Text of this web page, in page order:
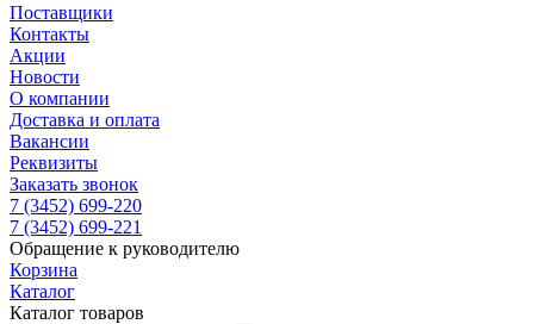
Поставщики
Контакты
Акции
Новости
О компании
Доставка и оплата
Вакансии
Реквизиты
Заказать звонок
7 (3452) 699-220
7 (3452) 699-221
Обращение к руководителю
Корзина
Каталог
Каталог товаров